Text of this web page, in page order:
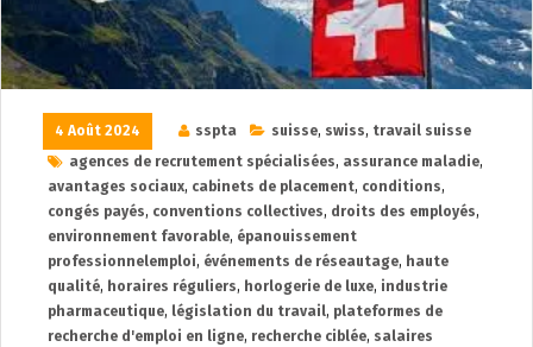
4 Août 2024 sspta suisse, swiss, travail suisse
agences de recrutement spécialisées, assurance maladie,
avantages sociaux, cabinets de placement, conditions,
congés payés, conventions collectives, droits des employés,
environnement favorable, épanouissement
professionnelemploi, événements de réseautage, haute
qualité, horaires réguliers, horlogerie de luxe, industrie
pharmaceutique, législation du travail, plateformes de
recherche d'emploi en ligne, recherche ciblée, salaires